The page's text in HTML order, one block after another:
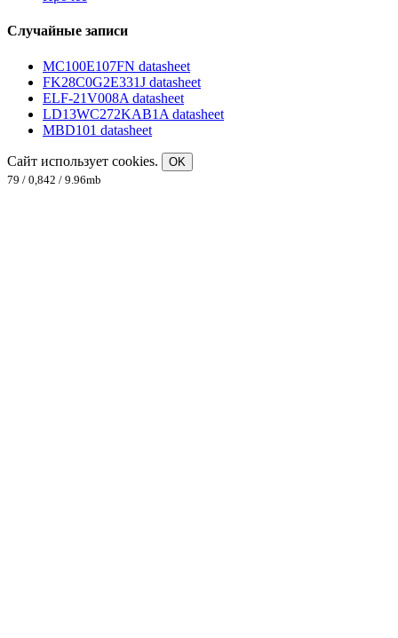
Случайные записи
MC100E107FN datasheet
FK28C0G2E331J datasheet
ELF-21V008A datasheet
LD13WC272KAB1A datasheet
MBD101 datasheet
Сайт использует cookies.
OK
79 / 0,842 / 9.96mb